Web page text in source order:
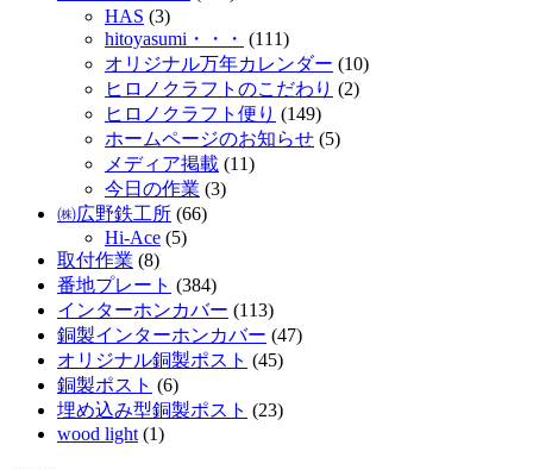
HAS (3)
hitoyasumi・・・ (111)
オリジナル万年カレンダー (10)
ヒロノクラフトのこだわり (2)
ヒロノクラフト便り (149)
ホームページのお知らせ (5)
メディア掲載 (11)
今日の作業 (3)
㈱広野鉄工所 (66)
Hi-Ace (5)
取付作業 (8)
番地プレート (384)
インターホンカバー (113)
銅製インターホンカバー (47)
オリジナル銅製ポスト (45)
銅製ポスト (6)
埋め込み型銅製ポスト (23)
wood light (1)